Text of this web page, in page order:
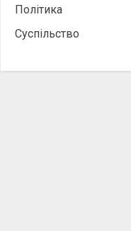
Політика
Суспільство